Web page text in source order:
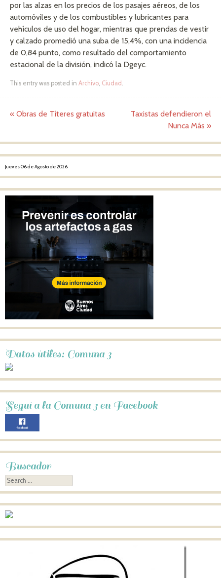
por las alzas en los precios de los pasajes aéreos, de los
automóviles y de los combustibles y lubricantes para
vehículos de uso del hogar, mientras que prendas de vestir
y calzado promedió una suba de 15,4%, con una incidencia
de 0,84 punto, como resultado del comportamiento
estacional de la división, indicó la Dgeyc.
This entry was posted in Archivo, Ciudad .
Post navigation
« Obras de Títeres gratuitas
Taxistas defendieron el
Nunca Más »
Jueves 06 de Agosto de 2026
Datos útiles: Comuna 3
Seguí a la Comuna 3 en Facebook
Buscador
Search